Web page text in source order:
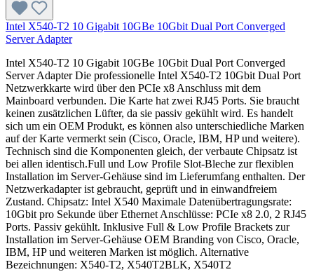
Intel X540-T2 10 Gigabit 10GBe 10Gbit Dual Port Converged
Server Adapter
Intel X540-T2 10 Gigabit 10GBe 10Gbit Dual Port Converged
Server Adapter Die professionelle Intel X540-T2 10Gbit Dual Port
Netzwerkkarte wird über den PCIe x8 Anschluss mit dem
Mainboard verbunden. Die Karte hat zwei RJ45 Ports. Sie braucht
keinen zusätzlichen Lüfter, da sie passiv gekühlt wird. Es handelt
sich um ein OEM Produkt, es können also unterschiedliche Marken
auf der Karte vermerkt sein (Cisco, Oracle, IBM, HP und weitere).
Technisch sind die Komponenten gleich, der verbaute Chipsatz ist
bei allen identisch.Full und Low Profile Slot-Bleche zur flexiblen
Installation im Server-Gehäuse sind im Lieferumfang enthalten. Der
Netzwerkadapter ist gebraucht, geprüft und in einwandfreiem
Zustand. Chipsatz: Intel X540 Maximale Datenübertragungsrate:
10Gbit pro Sekunde über Ethernet Anschlüsse: PCIe x8 2.0, 2 RJ45
Ports. Passiv gekühlt. Inklusive Full & Low Profile Brackets zur
Installation im Server-Gehäuse OEM Branding von Cisco, Oracle,
IBM, HP und weiteren Marken ist möglich. Alternative
Bezeichnungen: X540-T2, X540T2BLK, X540T2